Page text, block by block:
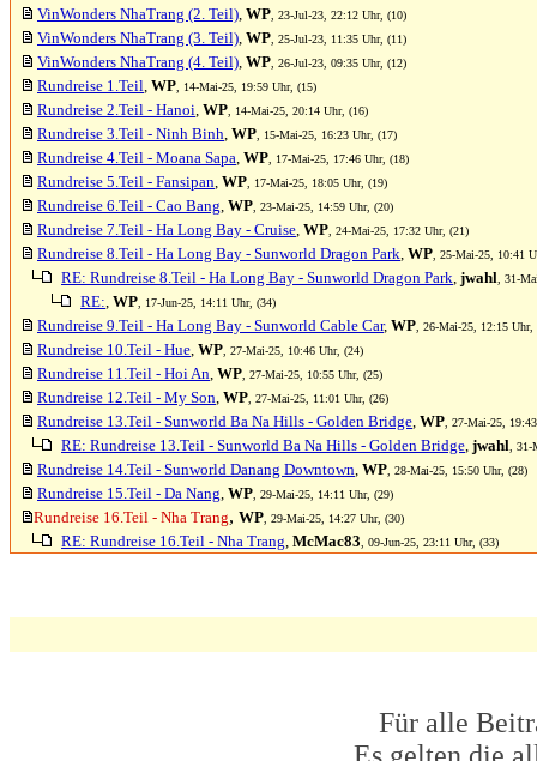
VinWonders NhaTrang (2. Teil), WP , 23-Jul-23, 22:12 Uhr, (10)
VinWonders NhaTrang (3. Teil), WP , 25-Jul-23, 11:35 Uhr, (11)
VinWonders NhaTrang (4. Teil), WP , 26-Jul-23, 09:35 Uhr, (12)
Rundreise 1.Teil, WP , 14-Mai-25, 19:59 Uhr, (15)
Rundreise 2.Teil - Hanoi, WP , 14-Mai-25, 20:14 Uhr, (16)
Rundreise 3.Teil - Ninh Binh, WP , 15-Mai-25, 16:23 Uhr, (17)
Rundreise 4.Teil - Moana Sapa, WP , 17-Mai-25, 17:46 Uhr, (18)
Rundreise 5.Teil - Fansipan, WP , 17-Mai-25, 18:05 Uhr, (19)
Rundreise 6.Teil - Cao Bang, WP , 23-Mai-25, 14:59 Uhr, (20)
Rundreise 7.Teil - Ha Long Bay - Cruise, WP , 24-Mai-25, 17:32 Uhr, (21)
Rundreise 8.Teil - Ha Long Bay - Sunworld Dragon Park, WP , 25-Mai-25, 10:41
RE: Rundreise 8.Teil - Ha Long Bay - Sunworld Dragon Park, jwahl , 31-
RE:, WP , 17-Jun-25, 14:11 Uhr, (34)
Rundreise 9.Teil - Ha Long Bay - Sunworld Cable Car, WP , 26-Mai-25, 12:15 Uhr,
Rundreise 10.Teil - Hue, WP , 27-Mai-25, 10:46 Uhr, (24)
Rundreise 11.Teil - Hoi An, WP , 27-Mai-25, 10:55 Uhr, (25)
Rundreise 12.Teil - My Son, WP , 27-Mai-25, 11:01 Uhr, (26)
Rundreise 13.Teil - Sunworld Ba Na Hills - Golden Bridge, WP , 27-Mai-25,
RE: Rundreise 13.Teil - Sunworld Ba Na Hills - Golden Bridge, jwahl ,
Rundreise 14.Teil - Sunworld Danang Downtown, WP , 28-Mai-25, 15:50 Uhr, (28)
Rundreise 15.Teil - Da Nang, WP , 29-Mai-25, 14:11 Uhr, (29)
Rundreise 16.Teil - Nha Trang, WP , 29-Mai-25, 14:27 Uhr, (30)
RE: Rundreise 16.Teil - Nha Trang, McMac83 , 09-Jun-25, 23:11 Uhr, (33)
Für alle